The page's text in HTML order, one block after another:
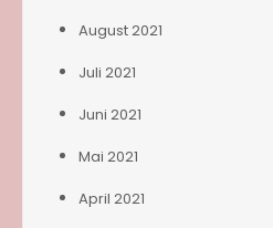
August 2021
Juli 2021
Juni 2021
Mai 2021
April 2021